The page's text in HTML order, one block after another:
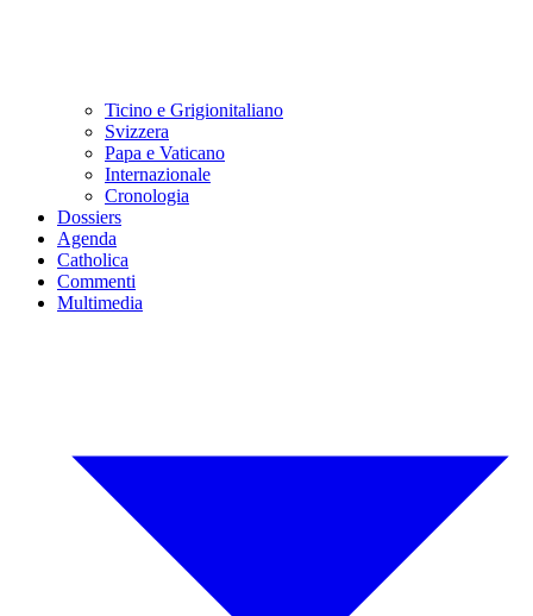
Ticino e Grigionitaliano
Svizzera
Papa e Vaticano
Internazionale
Cronologia
Dossiers
Agenda
Catholica
Commenti
Multimedia